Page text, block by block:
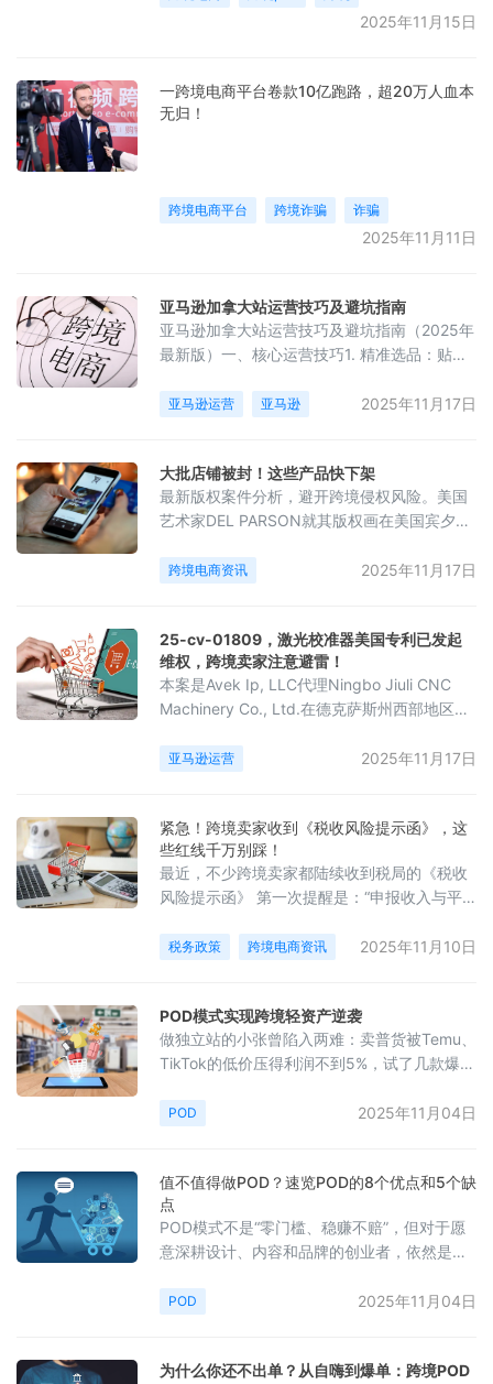
2025年11月15日
一跨境电商平台卷款10亿跑路，超20万人血本
无归！
跨境电商平台 跨境诈骗 诈骗
2025年11月11日
亚马逊加拿大站运营技巧及避坑指南
亚马逊加拿大站运营技巧及避坑指南（2025年
最新版）一、核心运营技巧1. 精准选品：贴合
（滑雪板、保暖手套）、家居取暖设备（电热
亚马逊运营 亚马逊 2025年11月17日
大批店铺被封！这些产品快下架
最新版权案件分析，避开跨境侵权风险。美国
艺术家DEL PARSON就其版权画在美国宾夕法
未经授权使用其宗教题材画作。除了这枚“深水
美国艺术家，在经历人生重创后转向宗教题材
画作创作，笔触具有鲜明的基督教风格，作品
传递出希望与对生活的热爱。
跨境电商资讯 2025年11月17日
25-cv-01809，激光校准器美国专利已发起
维权，跨境卖家注意避雷！
本案是Avek Ip, LLC代理Ningbo Jiuli CNC
Machinery Co., Ltd.在德克萨斯州西部地区发
为一款名为：Laser boresighter的激光校准
时限制令，有销售相似产品的卖家注意排查下
架高危产品，避免
亚马逊运营 2025年11月17日
紧急！跨境卖家收到《税收风险提示函》，这
些红线千万别踩！
最近，不少跨境卖家都陆续收到税局的《税收
风险提示函》 第一次提醒是：“申报收入与平
台上报金额，请再次核实确认。”很多卖家懵
细解析！一、收到《税收风险提示函》近期，
福建、浙江、广东等多地跨境卖家收到了来自
税务总局的短信提醒！第一次收到提醒“申报收
税务政策 跨境电商资讯 2025年11月10日
POD模式实现跨境轻资产逆袭
做独立站的小张曾陷入两难：卖普货被Temu、
TikTok的低价压得利润不到5%，试了几款爆款
式，靠定制T恤和杯子，不仅没了库存压力，
难盈利？POD定制模式成新出路当下跨境独立
站的日子确实没以前那么好过：普货赛道卷
到“你卖10美元，别人就敢标8美元”，利润被压
到极致；靠“
POD 2025年11月04日
值不值得做POD？速览POD的8个优点和5个缺
点
POD模式不是“零门槛、稳赚不赔”，但对于愿
意深耕设计、内容和品牌的创业者，依然是
按需打印 (POD)？简单来说，POD是一种商业
Logo）。一旦客户在我们的在线商店下单，产
POD 2025年11月04日
为什么你还不出单？从自嗨到爆单：跨境POD